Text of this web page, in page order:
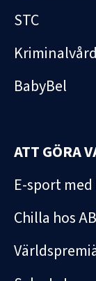
STC
BabyBel
ATT GÖRA
E-sport
Chilla hos